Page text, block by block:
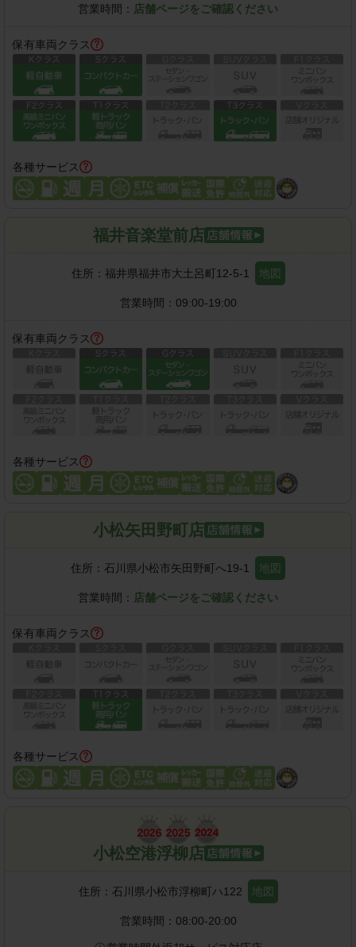
営業時間： 店舗ページをご確認ください
保有車両クラス
各種サービス
福井音楽堂前店
住所： 福井県福井市大土呂町12-5-1 地図
営業時間： 09:00-19:00
保有車両クラス
各種サービス
小松矢田野町店
住所： 石川県小松市矢田野町へ19-1 地図
営業時間： 店舗ページをご確認ください
保有車両クラス
各種サービス
小松空港浮柳店
住所： 石川県小松市浮柳町ハ122 地図
営業時間： 08:00-20:00